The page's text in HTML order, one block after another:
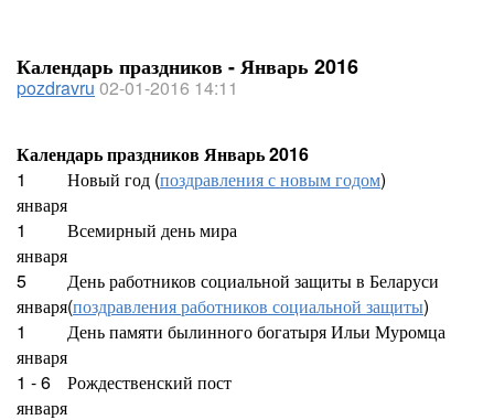
Календарь праздников - Январь 2016
pozdravru 02-01-2016 14:11
Календарь праздников Январь 2016
1
января
Новый год (поздравления с новым годом)
1
января
Всемирный день мира
5
января
День работников социальной защиты в Беларуси
(поздравления работников социальной защиты)
1
января
День памяти былинного богатыря Ильи Муромца
1 - 6
января
Рождественский пост